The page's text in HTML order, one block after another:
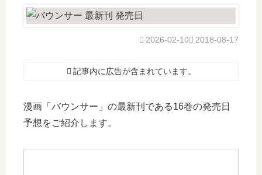
2018-08-17
2026-02-10
記事内に広告が含まれています。
漫画「バウンサー」の最新刊である16巻の発売日
予想をご紹介します。